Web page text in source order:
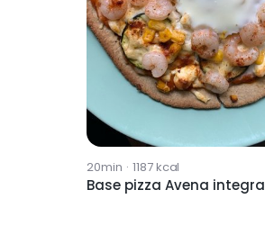
20min · 1187kcal
Base pizza Avena